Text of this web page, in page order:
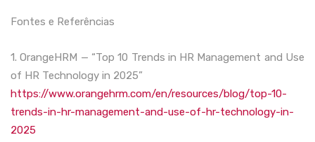
Fontes e Referências
1. OrangeHRM — “Top 10 Trends in HR Management and Use
of HR Technology in 2025”
https://www.orangehrm.com/en/resources/blog/top-10-
trends-in-hr-management-and-use-of-hr-technology-in-
2025